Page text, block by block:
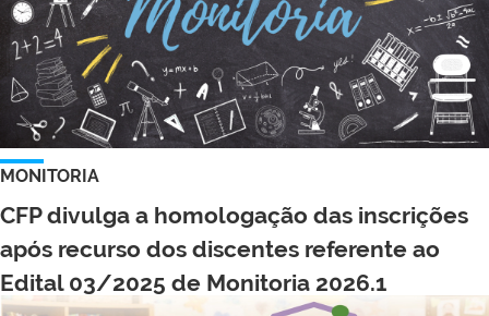
MONITORIA
CFP divulga a homologação das inscrições
após recurso dos discentes referente ao
Edital 03/2025 de Monitoria 2026.1